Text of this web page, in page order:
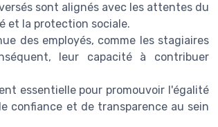
sont alignés avec les attentes du
et la protection sociale.
des employés, comme les stagiaires
leur capacité à contribuer
essentielle pour promouvoir l'égalité
confiance et de transparence au sein